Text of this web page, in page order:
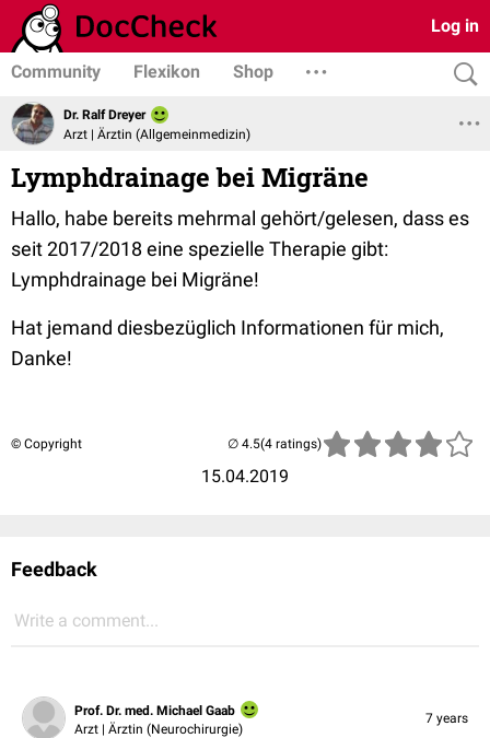
Log in
Community Flexikon Shop
Dr. Ralf Dreyer
Arzt | Ärztin (Allgemeinmedizin)
Lymphdrainage bei Migräne
Hallo, habe bereits mehrmal gehört/gelesen, dass es
seit 2017/2018 eine spezielle Therapie gibt:
Lymphdrainage bei Migräne!
Hat jemand diesbezüglich Informationen für mich,
Danke!
© Copyright
15.04.2019
(4 ratings)
Feedback
Write a comment...
Prof. Dr. med. Michael Gaab
Arzt | Ärztin (Neurochirurgie)
7 years